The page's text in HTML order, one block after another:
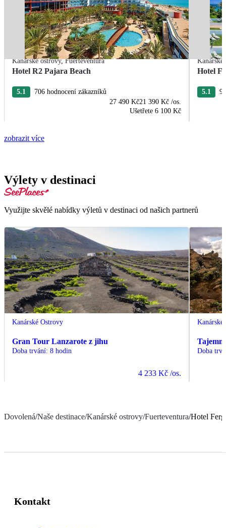
Kanárské ostrovy,Fuerteventura
Hotel R2 Pajara Beach
5.1
706 hodnocení zákazníků
27 490 Kč21 390 Kč /os.
Ušetřete 6 100 Kč
Kanárské
Hotel
5.1
zobrazit více
Výlety v destinaci
Využijte skvělé nabídky výletů v destinaci od našich partnerů
Kanárské Ostrovy
Gran Tour Lanzarote z jihu
Doba trvání: 8 hodin
4 233 Kč /os.
Doba
Dovolená/Naše destinace/Kanárské ostrovy/Fuerteventura/Hotel
Kontakt